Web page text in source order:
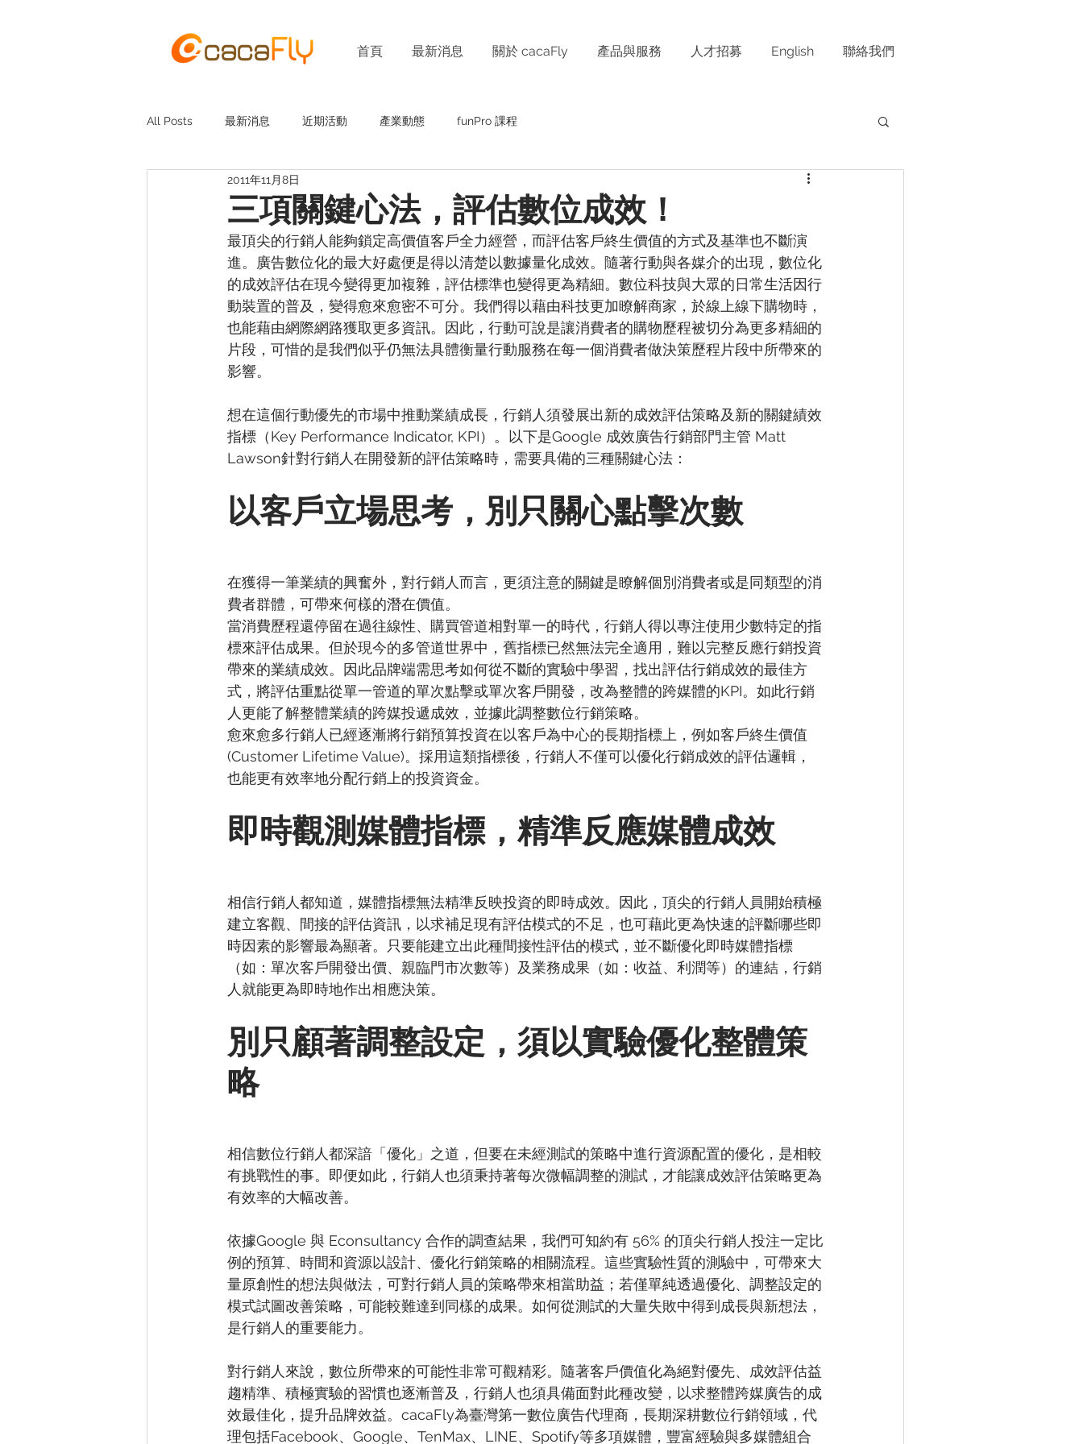
首頁 最新消息 關於 cacaFly 產品與服務 人才招募 English 聯絡我們
All Posts 最新消息 近期活動 產業動態 funPro 課程
三項關鍵心法，評估數位成效！
2011年11月8日
最頂尖的行銷人能夠鎖定高價值客戶全力經營，而評估客戶終生價值的方式及基準也不斷演
進。廣告數位化的最大好處便是得以清楚以數據量化成效。隨著行動與各媒介的出現，數位化
的成效評估在現今變得更加複雜，評估標準也變得更為精細。數位科技與大眾的日常生活因行
動裝置的普及，變得愈來愈密不可分。我們得以藉由科技更加瞭解商家，於線上線下購物時，
也能藉由網際網路獲取更多資訊。因此，行動可說是讓消費者的購物歷程被切分為更多精細的
片段，可惜的是我們似乎仍無法具體衡量行動服務在每一個消費者做決策歷程片段中所帶來的
影響。
想在這個行動優先的市場中推動業績成長，行銷人須發展出新的成效評估策略及新的關鍵績效
指標（Key Performance Indicator, KPI）。以下是Google 成效廣告行銷部門主管 Matt
Lawson針對行銷人在開發新的評估策略時，需要具備的三種關鍵心法：
以客戶立場思考，別只關心點擊次數
在獲得一筆業績的興奮外，對行銷人而言，更須注意的關鍵是瞭解個別消費者或是同類型的消
費者群體，可帶來何樣的潛在價值。
當消費歷程還停留在過往線性、購買管道相對單一的時代，行銷人得以專注使用少數特定的指
標來評估成果。但於現今的多管道世界中，舊指標已然無法完全適用，難以完整反應行銷投資
帶來的業績成效。因此品牌端需思考如何從不斷的實驗中學習，找出評估行銷成效的最佳方
式，將評估重點從單一管道的單次點擊或單次客戶開發，改為整體的跨媒體的KPI。如此行銷
人更能了解整體業績的跨媒投遞成效，並據此調整數位行銷策略。
愈來愈多行銷人已經逐漸將行銷預算投資在以客戶為中心的長期指標上，例如客戶終生價值
(Customer Lifetime Value)。採用這類指標後，行銷人不僅可以優化行銷成效的評估邏輯，
也能更有效率地分配行銷上的投資資金。
即時觀測媒體指標，精準反應媒體成效
相信行銷人都知道，媒體指標無法精準反映投資的即時成效。因此，頂尖的行銷人員開始積極
建立客觀、間接的評估資訊，以求補足現有評估模式的不足，也可藉此更為快速的評斷哪些即
時因素的影響最為顯著。只要能建立出此種間接性評估的模式，並不斷優化即時媒體指標
（如：單次客戶開發出價、親臨門市次數等）及業務成果（如：收益、利潤等）的連結，行銷
人就能更為即時地作出相應決策。
別只顧著調整設定，須以實驗優化整體策
略
相信數位行銷人都深諳「優化」之道，但要在未經測試的策略中進行資源配置的優化，是相較
有挑戰性的事。即便如此，行銷人也須秉持著每次微幅調整的測試，才能讓成效評估策略更為
有效率的大幅改善。
依據Google 與 Econsultancy 合作的調查結果，我們可知約有 56% 的頂尖行銷人投注一定比
例的預算、時間和資源以設計、優化行銷策略的相關流程。這些實驗性質的測驗中，可帶來大
量原創性的想法與做法，可對行銷人員的策略帶來相當助益；若僅單純透過優化、調整設定的
模式試圖改善策略，可能較難達到同樣的成果。如何從測試的大量失敗中得到成長與新想法，
是行銷人的重要能力。
對行銷人來說，數位所帶來的可能性非常可觀精彩。隨著客戶價值化為絕對優先、成效評估益
趨精準、積極實驗的習慣也逐漸普及，行銷人也須具備面對此種改變，以求整體跨媒廣告的成
效最佳化，提升品牌效益。cacaFly為臺灣第一數位廣告代理商，長期深耕數位行銷領域，代
理包括Facebook、Google、TenMax、LINE、Spotify等多項媒體，豐富經驗與多媒體組合